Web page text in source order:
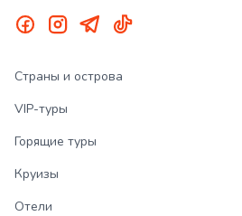
Страны и острова
VIP-туры
Горящие туры
Круизы
Отели